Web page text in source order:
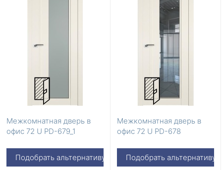
Межкомнатная дверь в
офис 72 U PD-679_1
Подобрать альтернативу
Межкомнатная дверь в
офис 72 U PD-678
Подобрать альтернативу